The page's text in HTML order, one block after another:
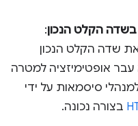
הקלט הנכון:
את שדה הקלט הנכון
אופטימיזציה למטרה
סיסמאות על ידי
בצורה נכונה.